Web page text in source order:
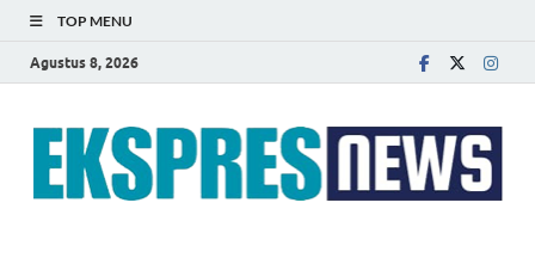
TOP MENU
Agustus 8, 2026